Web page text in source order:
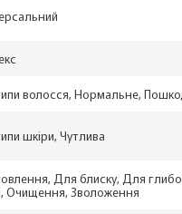
волосся, Нормальне,
шкіри, Чутлива
Для блиску, Для
Очищення, Зволоження